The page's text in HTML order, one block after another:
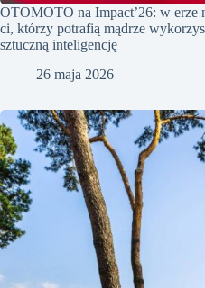
OTOMOTO na Impact’26: w erze
ci, którzy potrafią mądrze
sztuczną inteligencję
26 maja 2026